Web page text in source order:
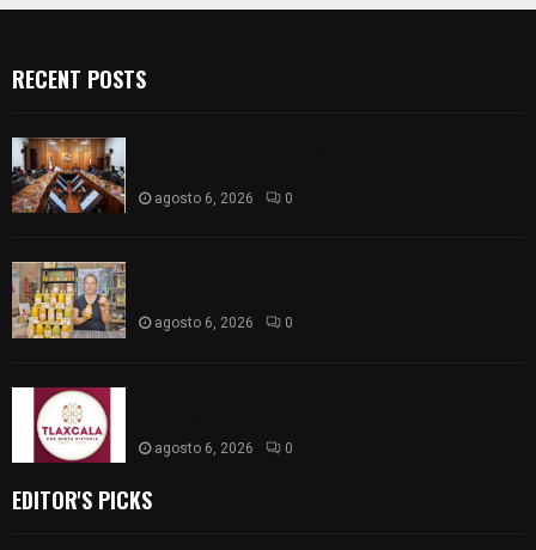
RECENT POSTS
agosto 6, 2026 0
agosto 6, 2026 0
agosto 6, 2026 0
EDITOR'S PICKS